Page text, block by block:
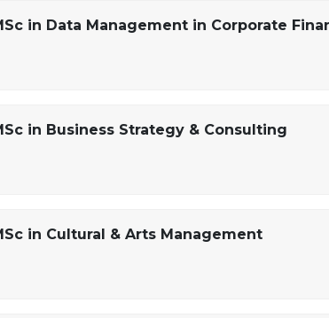
in Data Management in Corporate
in Business Strategy & Consulting
in Cultural & Arts Management